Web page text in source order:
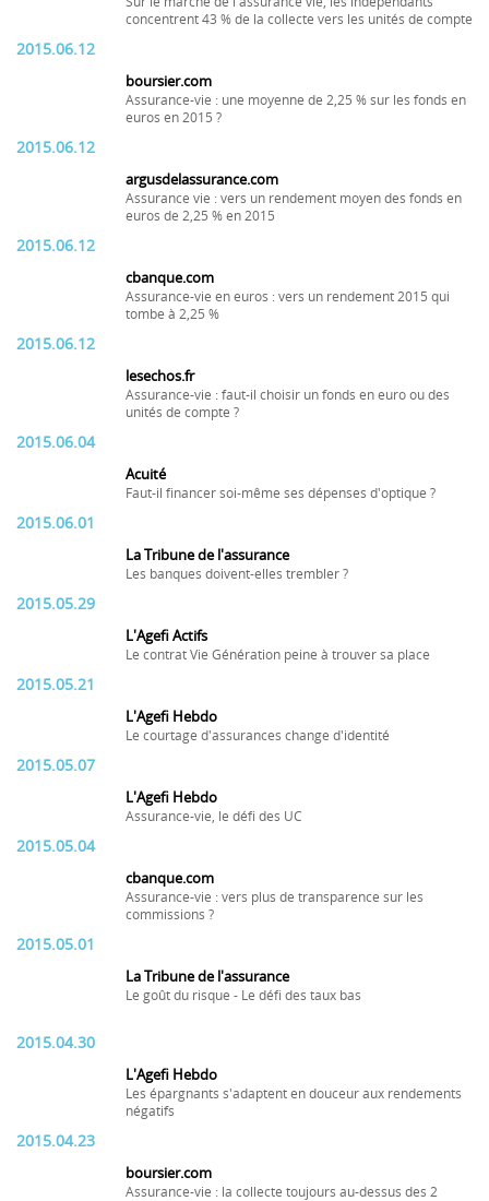
concentrent 43 % de la collecte vers les unités de compte
2015.06.12
boursier.com
Assurance-vie : une moyenne de 2,25 % sur les fonds en
euros en 2015 ?
2015.06.12
argusdelassurance.com
Assurance vie : vers un rendement moyen des fonds en
euros de 2,25 % en 2015
2015.06.12
cbanque.com
Assurance-vie en euros : vers un rendement 2015 qui
tombe à 2,25 %
2015.06.12
lesechos.fr
Assurance-vie : faut-il choisir un fonds en euro ou des
unités de compte ?
2015.06.04
Acuité
Faut-il financer soi-même ses dépenses d'optique ?
2015.06.01
La Tribune de l'assurance
Les banques doivent-elles trembler ?
2015.05.29
L'Agefi Actifs
Le contrat Vie Génération peine à trouver sa place
2015.05.21
L'Agefi Hebdo
Le courtage d'assurances change d'identité
2015.05.07
L'Agefi Hebdo
Assurance-vie, le défi des UC
2015.05.04
cbanque.com
Assurance-vie : vers plus de transparence sur les
commissions ?
2015.05.01
La Tribune de l'assurance
Le goût du risque - Le défi des taux bas
2015.04.30
L'Agefi Hebdo
Les épargnants s'adaptent en douceur aux rendements
négatifs
2015.04.23
boursier.com
Assurance-vie : la collecte toujours au-dessus des 2